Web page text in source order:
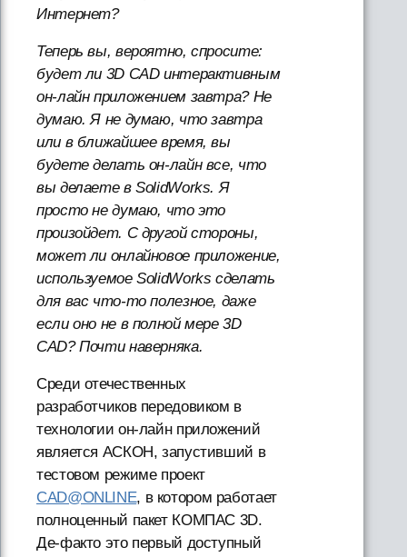
Интернет?
Теперь вы, вероятно, спросите:
будет ли 3D CAD интерактивным
он-лайн приложением завтра? Не
думаю. Я не думаю, что завтра
или в ближайшее время, вы
будете делать он-лайн все, что
вы делаете в SolidWorks. Я
просто не думаю, что это
произойдет. С другой стороны,
может ли онлайновое приложение,
используемое SolidWorks сделать
для вас что-то полезное, даже
если оно не в полной мере 3D
CAD? Почти наверняка.
Среди отечественных
разработчиков передовиком в
технологии он-лайн приложений
является АСКОН, запустивший в
тестовом режиме проект
CAD@ONLINE, в котором работает
полноценный пакет КОМПАС 3D.
Де-факто это первый доступный